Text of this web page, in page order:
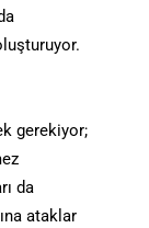
gerekiyor;
da
ataklar